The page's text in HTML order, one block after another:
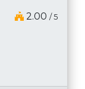
2.00 / 5